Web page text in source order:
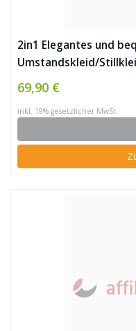
2in1 Elegantes und
Umstandskleid/
69,90 €
inkl. 19% gesetzlicher MwSt.